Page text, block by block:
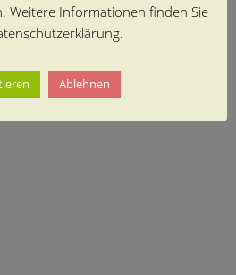
Weitere Informationen finden Sie
Ablehnen